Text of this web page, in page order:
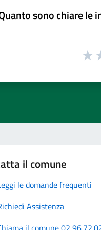
sono chiare le
il comune
le domande frequenti
Assistenza